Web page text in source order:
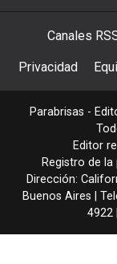
Canales
Privacidad
Parabrisas -
Editor
Registro de
Dirección:
Buenos Aires |
4922